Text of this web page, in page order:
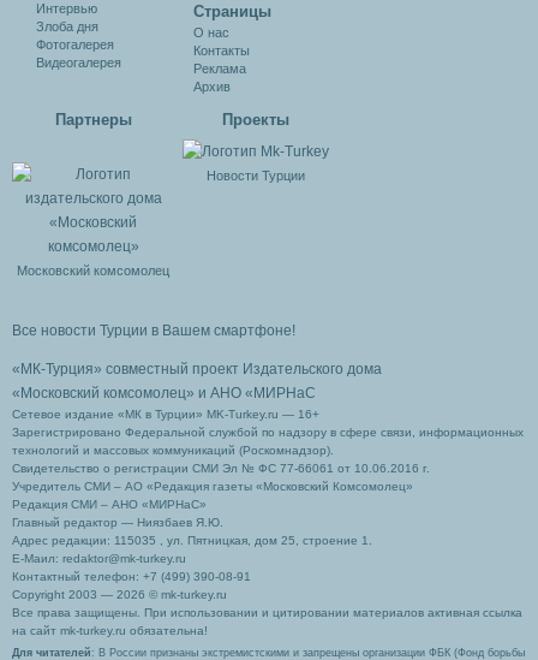
Интервью
Злоба дня
Фотогалерея
Видеогалерея
Cтраницы
О нас
Контакты
Реклама
Архив
Партнеры
Московский комсомолец
Проекты
Новости Турции
Все новости Турции в Вашем смартфоне!
«МК-Турция» совместный проект Издательского дома
«Московский комсомолец» и АНО «МИРНаС
Сетевое издание «МК в Турции» MK-Turkey.ru — 16+
Зарегистрировано Федеральной службой по надзору в сфере связи, информационных
технологий и массовых коммуникаций (Роскомнадзор).
Свидетельство о регистрации СМИ Эл № ФС 77-66061 от 10.06.2016 г.
Учредитель СМИ – АО «Редакция газеты «Московский Комсомолец»
Редакция СМИ – АНО «МИРНаС»
Главный редактор — Ниязбаев Я.Ю.
Адрес редакции: 115035 , ул. Пятницкая, дом 25, строение 1.
Е-Маил: redaktor@mk-turkey.ru
Контактный телефон: +7 (499) 390-08-91
Copyright 2003 — 2026 © mk-turkey.ru
Все права защищены. При использовании и цитировании материалов активная ссылка
на сайт mk-turkey.ru обязательна!
Для читателей : В России признаны экстремистскими и запрещены организации ФБК (Фонд борьбы